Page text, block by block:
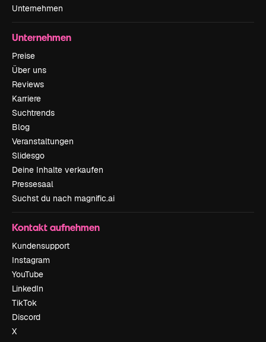
Unternehmen
Unternehmen
Preise
Über uns
Reviews
Karriere
Suchtrends
Blog
Veranstaltungen
Slidesgo
Deine Inhalte verkaufen
Pressesaal
Suchst du nach magnific.ai
Kontakt aufnehmen
Kundensupport
Instagram
YouTube
LinkedIn
TikTok
Discord
X